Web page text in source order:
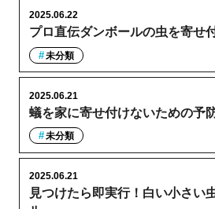
プロ直伝ダンボールの虫を寄せ
2025.06.22
未分類
蟻を家に寄せ付けないための予
2025.06.21
未分類
見つけたら即実行！白い小さい
2025.06.21